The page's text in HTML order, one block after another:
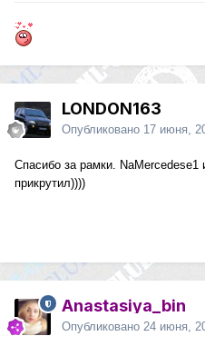
LONDON163
Опубликовано 17 июня,
Спасибо за рамки.
прикрутил))))
Anastasiya_bin
Опубликовано 24 июня,